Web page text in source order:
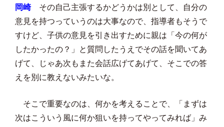
岡崎その自己主張するかどうかは別として、自分の
意見を持つっていうのは大事なので、指導者もそうで
すけど、子供の意見を引き出すために親は「今の何が
したかったの？」と質問したうえでその話を聞いてあ
げて、じゃあ次もまた会話広げてあげて、そこでの答
えを別に教えないみたいな。
そこで重要なのは、何かを考えることで、「まずは
次はこういう風に何か狙いを持ってやってみれば」み